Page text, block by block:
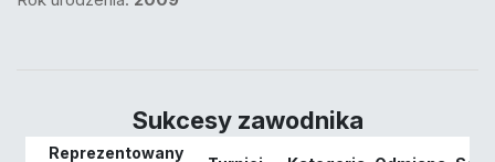
Sukcesy zawodnika
Reprezentowany